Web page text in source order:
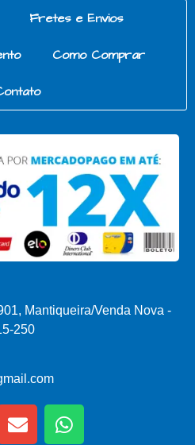
Fretes e Envios
Como Comprar
Mantiqueira/Venda Nova -
250